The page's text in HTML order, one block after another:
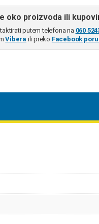
oko proizvoda ili
putem telefona na 060
Vibera ili preko Facebook